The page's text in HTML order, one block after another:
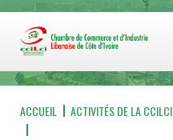
ACCUEIL ACTIVITÉS DE LA CCILCI